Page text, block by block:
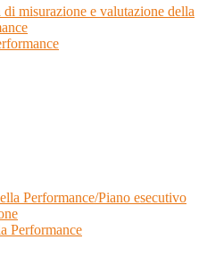
di misurazione e valutazione della
Performance/Piano esecutivo
Performance